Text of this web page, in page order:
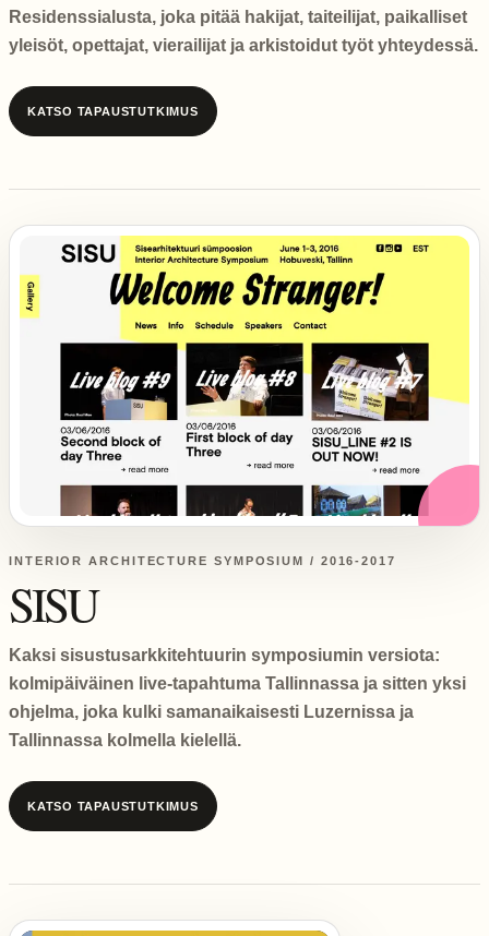
Residenssialusta, joka pitää hakijat, taiteilijat, paikalliset
yleisöt, opettajat, vierailijat ja arkistoidut työt yhteydessä.
KATSO TAPAUSTUTKIMUS
INTERIOR ARCHITECTURE SYMPOSIUM / 2016-2017
SISU
Kaksi sisustusarkkitehtuurin symposiumin versiota:
kolmipäiväinen live-tapahtuma Tallinnassa ja sitten yksi
ohjelma, joka kulki samanaikaisesti Luzernissa ja
Tallinnassa kolmella kielellä.
KATSO TAPAUSTUTKIMUS